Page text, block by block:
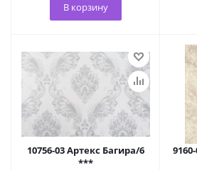
В корзину
10756-03 Артекс Багира/6
***